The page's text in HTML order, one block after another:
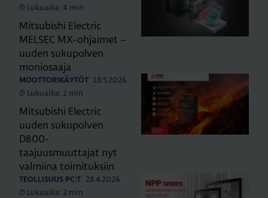
Lukuaika: 4 min
Mitsubishi Electric
MELSEC MX-ohjaimet –
uuden sukupolven
moniosaaja
MOOTTORIKÄYTÖT
18.5.2026
Lukuaika: 2 min
Mitsubishi Electric
uuden sukupolven
D800-
taajuusmuuttajat nyt
valmiina toimituksiin
TEOLLISUUS PC:T
28.4.2026
Lukuaika: 2 min